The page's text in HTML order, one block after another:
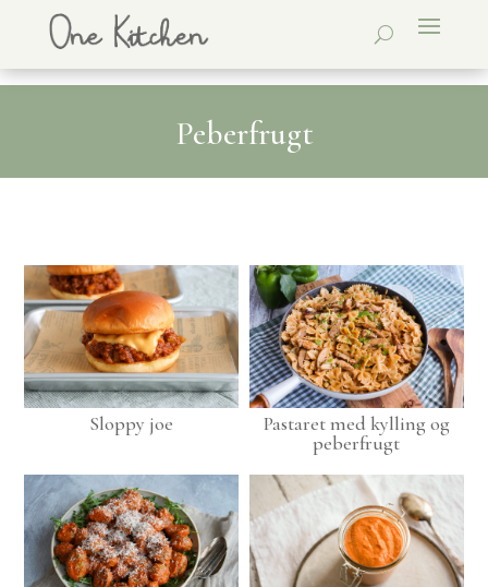
Peberfrugt
Sloppy joe
Pastaret med kylling og
peberfrugt